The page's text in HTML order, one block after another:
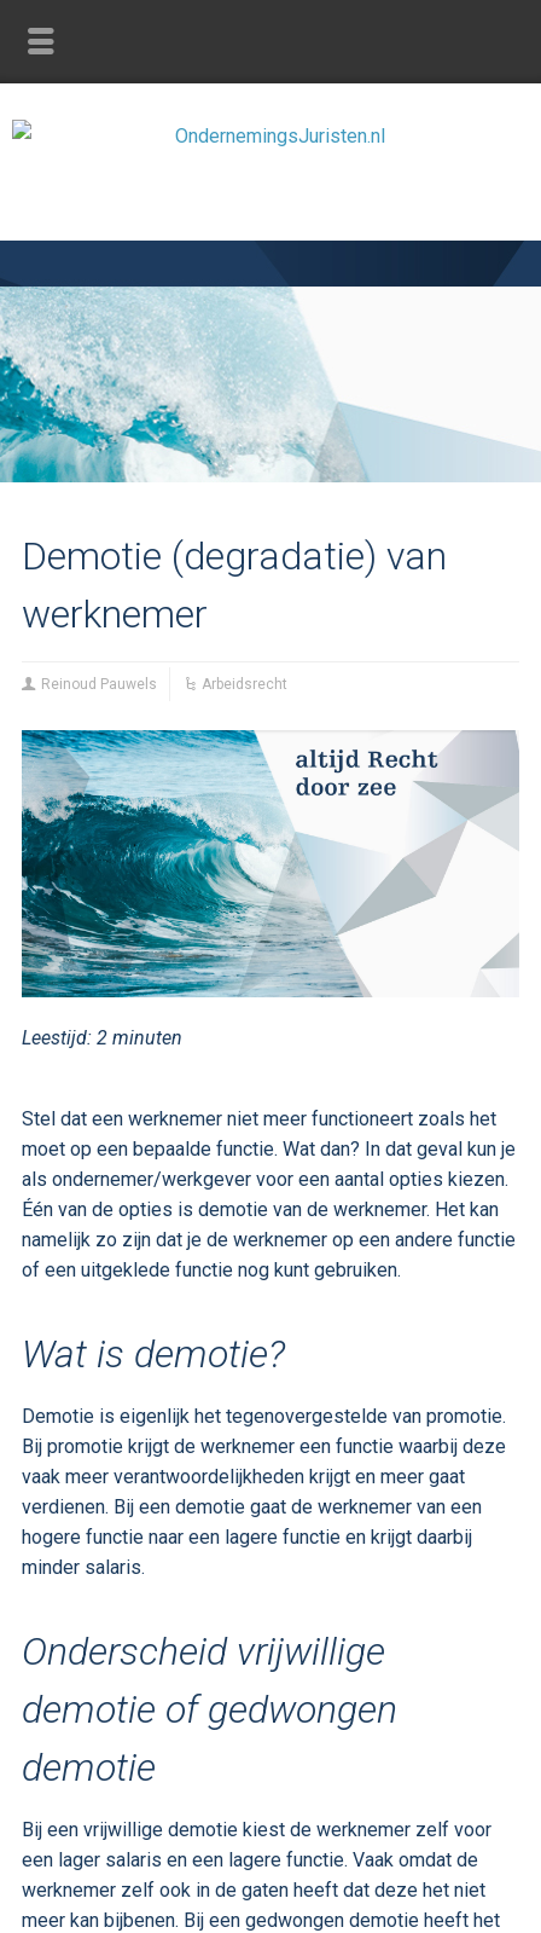
Demotie (degradatie) van
werknemer
Reinoud Pauwels Arbeidsrecht
Leestijd: 2 minuten
Stel dat een werknemer niet meer functioneert zoals het
moet op een bepaalde functie. Wat dan? In dat geval kun je
als ondernemer/werkgever voor een aantal opties kiezen.
Één van de opties is demotie van de werknemer. Het kan
namelijk zo zijn dat je de werknemer op een andere functie
of een uitgeklede functie nog kunt gebruiken.
Wat is demotie?
Demotie is eigenlijk het tegenovergestelde van promotie.
Bij promotie krijgt de werknemer een functie waarbij deze
vaak meer verantwoordelijkheden krijgt en meer gaat
verdienen. Bij een demotie gaat de werknemer van een
hogere functie naar een lagere functie en krijgt daarbij
minder salaris.
Onderscheid vrijwillige
demotie of gedwongen
demotie
Bij een vrijwillige demotie kiest de werknemer zelf voor
een lager salaris en een lagere functie. Vaak omdat de
werknemer zelf ook in de gaten heeft dat deze het niet
meer kan bijbenen. Bij een gedwongen demotie heeft het